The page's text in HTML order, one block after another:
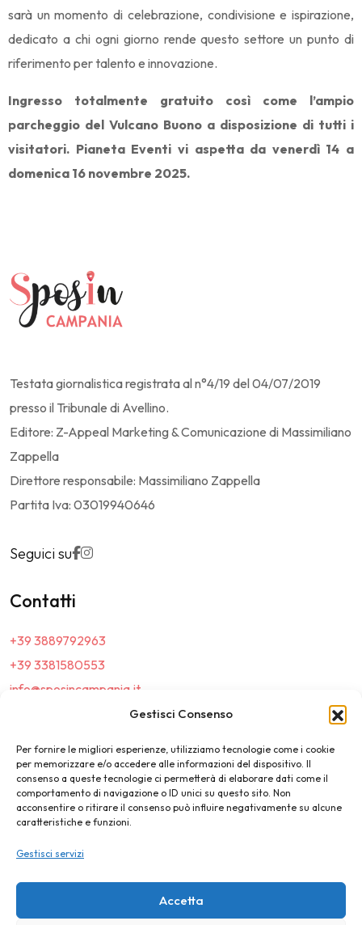
Gestisci Consenso
Per fornire le migliori esperienze, utilizziamo tecnologie come i cookie
per memorizzare e/o accedere alle informazioni del dispositivo. Il
consenso a queste tecnologie ci permetterà di elaborare dati come il
comportamento di navigazione o ID unici su questo sito. Non
acconsentire o ritirare il consenso può influire negativamente su alcune
caratteristiche e funzioni.
Gestisci servizi
Accetta
sarà un momento di celebrazione, condivisione e ispirazione,
dedicato a chi ogni giorno rende questo settore un punto di
riferimento per talento e innovazione.
Ingresso totalmente gratuito così come l’ampio
parcheggio del Vulcano Buono a disposizione di tutti i
visitatori. Pianeta Eventi vi aspetta da venerdì 14 a
domenica 16 novembre 2025.
Testata giornalistica registrata al n°4/19 del 04/07/2019
presso il Tribunale di Avellino.
Editore: Z-Appeal Marketing & Comunicazione di Massimiliano
Zappella
Direttore responsabile: Massimiliano Zappella
Partita Iva: 03019940646
Seguici su
Contatti
+39 3889792963
+39 3381580553
info@sposincampania.it
sposincampania@pec.it
Link
Top100
News e Tendenze
Destination Wedding